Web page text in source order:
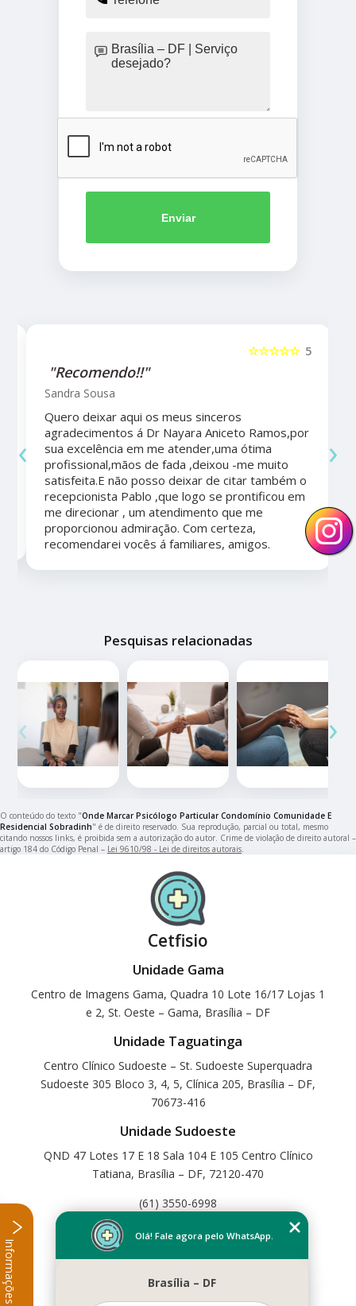
Enviar
5
☆☆☆☆☆
"Recomendo!!"
Sandra Sousa
Quero deixar aqui os meus sinceros
agradecimentos á Dr Nayara Aniceto Ramos,por
sua excelência em me atender,uma ótima
profissional,mãos de fada ,deixou -me muito
satisfeita.E não posso deixar de citar também o
recepcionista Pablo ,que logo se prontificou em
me direcionar , um atendimento que me
proporcionou admiração. Com certeza,
recomendarei vocês á familiares, amigos.
‹ ›
Pesquisas relacionadas
‹ ›
O conteúdo do texto "Onde Marcar Psicólogo Particular Condomínio Comunidade E
Residencial Sobradinh" é de direito reservado. Sua reprodução, parcial ou total, mesmo
citando nossos links, é proibida sem a autorização do autor. Crime de violação de direito autoral –
artigo 184 do Código Penal – Lei 9610/98 - Lei de direitos autorais.
Cetfisio
Unidade Gama
Centro de Imagens Gama, Quadra 10 Lote 16/17 Lojas 1
e 2, St. Oeste – Gama, Brasília – DF
Unidade Taguatinga
Centro Clínico Sudoeste – St. Sudoeste Superquadra
Sudoeste 305 Bloco 3, 4, 5, Clínica 205, Brasília – DF,
70673-416
Unidade Sudoeste
QND 47 Lotes 17 E 18 Sala 104 E 105 Centro Clínico
Tatiana, Brasília – DF, 72120-470
(61) 3550-6998
Home
Serviços
Olá! Fale agora pelo WhatsApp.
Brasília – DF
Informações